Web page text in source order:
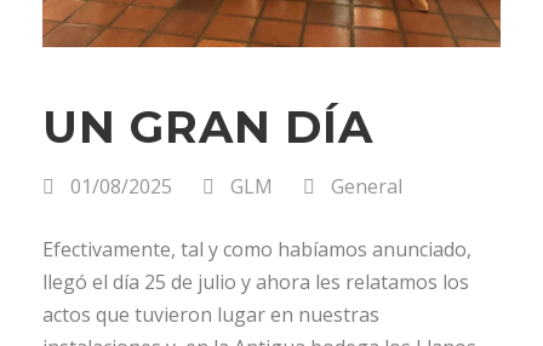
UN GRAN DÍA
01/08/2025 GLM General
Efectivamente, tal y como habíamos anunciado,
llegó el día 25 de julio y ahora les relatamos los
actos que tuvieron lugar en nuestras